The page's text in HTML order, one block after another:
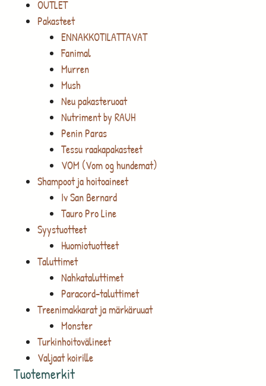
OUTLET
Pakasteet
ENNAKKOTILATTAVAT
Fanimal
Murren
Mush
Neu pakasteruoat
Nutriment by RAUH
Penin Paras
Tessu raakapakasteet
VOM (Vom og hundemat)
Shampoot ja hoitoaineet
Iv San Bernard
Tauro Pro Line
Syystuotteet
Huomiotuotteet
Taluttimet
Nahkataluttimet
Paracord-taluttimet
Treenimakkarat ja märkäruuat
Monster
Turkinhoitovälineet
Valjaat koirille
Tuotemerkit